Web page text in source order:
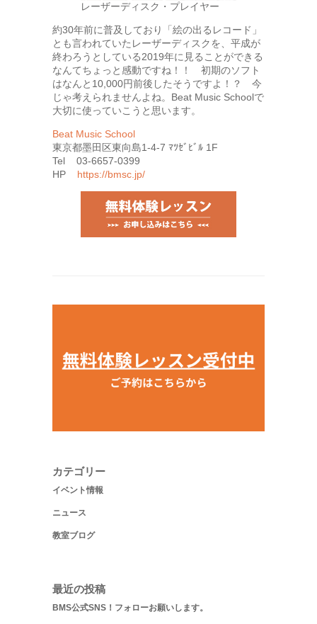
レーザーディスク・プレイヤー
約30年前に普及しており「絵の出るレコード」
とも言われていたレーザーディスクを、平成が
終わろうとしている2019年に見ることができる
なんてちょっと感動ですね！！ 初期のソフト
はなんと10,000円前後したそうですよ！？ 今
じゃ考えられませんよね。Beat Music Schoolで
大切に使っていこうと思います。
Beat Music School
東京都墨田区東向島1-4-7 ﾏﾂｾﾞﾋﾞﾙ 1F
Tel 03-6657-0399
HP https://bmsc.jp/
カテゴリー
イベント情報
ニュース
教室ブログ
最近の投稿
BMS公式SNS！フォローお願いします。